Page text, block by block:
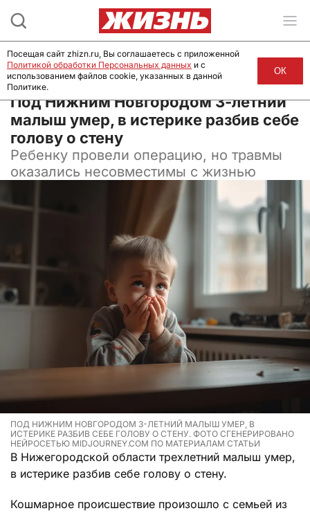
13 мая 2025, 14:00
Под Нижним Новгородом 3-летний
малыш умер, в истерике разбив себе
голову о стену
Ребенку провели операцию, но травмы
оказались несовместимы с жизнью
ПОД НИЖНИМ НОВГОРОДОМ 3-ЛЕТНИЙ МАЛЫШ УМЕР, В
ИСТЕРИКЕ РАЗБИВ СЕБЕ ГОЛОВУ О СТЕНУ. ФОТО СГЕНЕРИРОВАНО
НЕЙРОСЕТЬЮ MIDJOURNEY.COM ПО МАТЕРИАЛАМ СТАТЬИ
В Нижегородской области трехлетний малыш умер,
в истерике разбив себе голову о стену.
Кошмарное происшествие произошло с семьей из
Посещая сайт zhizn.ru, Вы соглашаетесь с приложенной
Политикой обработки Персональных данных и с
использованием файлов cookie, указанных в данной
Политике.
ОК